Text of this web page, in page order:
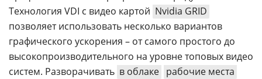
Технология VDI с видео картой Nvidia GRID
позволяет использовать несколько вариантов
графического ускорения – от самого простого до
высокопроизводительного на уровне топовых видео
систем. Разворачивать в облаке рабочие места